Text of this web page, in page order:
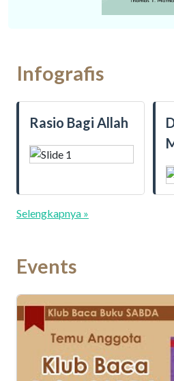
Infografis
Rasio Bagi Allah
Selengkapnya »
Events